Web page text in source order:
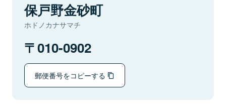
保戸野金砂町
ホドノカナサマチ
010-0902
郵便番号をコピーする